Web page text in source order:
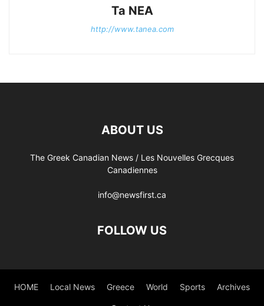
Ta NEA
http://www.tanea.com
ABOUT US
The Greek Canadian News / Les Nouvelles Grecques
Canadiennes
info@newsfirst.ca
FOLLOW US
HOME Local News Greece World Sports Archives